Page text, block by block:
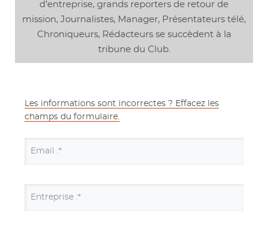
d’entreprise, grands reporters de retour de
mission, Journalistes, Manager, Présentateurs télé,
Chroniqueurs, Rédacteurs se succèdent à la
tribune du Club.
Les informations sont incorrectes ? Effacez les
champs du formulaire.
Email :*
Entreprise :*